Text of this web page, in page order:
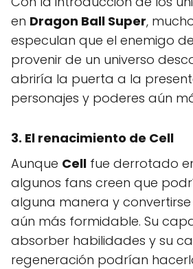
en Dragon Ball Super,
especulan que el enemigo
provenir de un universo
abriría la puerta a la
personajes y poderes aún
3. El renacimiento de Cell
Aunque Cell fue derrotado
algunos fans creen que
alguna manera y
aún más formidable. Su
absorber habilidades y su
regeneración podrían